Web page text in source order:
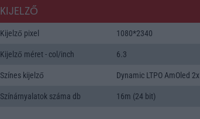
KIJELZŐ
Kijelző pixel 1080*2340
Kijelző méret - col/inch 6.3
Színes kijelző Dynamic LTPO AmOled 2x
Színárnyalatok száma db 16m (24 bit)